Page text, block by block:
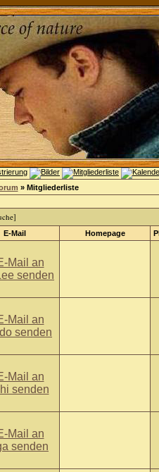
» Mitgliederliste
]
E-Mail Homepage